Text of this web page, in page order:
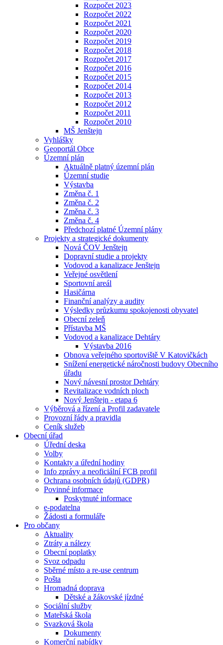
Rozpočet 2023
Rozpočet 2022
Rozpočet 2021
Rozpočet 2020
Rozpočet 2019
Rozpočet 2018
Rozpočet 2017
Rozpočet 2016
Rozpočet 2015
Rozpočet 2014
Rozpočet 2013
Rozpočet 2012
Rozpočet 2011
Rozpočet 2010
MŠ Jenštejn
Vyhlášky
Geoportál Obce
Územní plán
Aktuálně platný územní plán
Územní studie
Výstavba
Změna č. 1
Změna č. 2
Změna č. 3
Změna č. 4
Předchozí platné Územní plány
Projekty a strategické dokumenty
Nová ČOV Jenštejn
Dopravní studie a projekty
Vodovod a kanalizace Jenštejn
Veřejné osvětlení
Sportovní areál
Hasičárna
Finanční analýzy a audity
Výsledky průzkumu spokojenosti obyvatel
Obecní zeleň
Přístavba MŠ
Vodovod a kanalizace Dehtáry
Výstavba 2016
Obnova veřejného sportoviště V Katovičkách
Snížení energetické náročnosti budovy Obecního
úřadu
Nový návesní prostor Dehtáry
Revitalizace vodních ploch
Nový Jenštejn - etapa 6
Výběrová a řízení a Profil zadavatele
Provozní řády a pravidla
Ceník služeb
Obecní úřad
Úřední deska
Volby
Kontakty a úřední hodiny
Info zprávy a neoficiální FCB profil
Ochrana osobních údajů (GDPR)
Povinné informace
Poskytnuté informace
e-podatelna
Žádosti a formuláře
Pro občany
Aktuality
Ztráty a nálezy
Obecní poplatky
Svoz odpadu
Sběrné místo a re-use centrum
Pošta
Hromadná doprava
Dětské a žákovské jízdné
Sociální služby
Mateřská škola
Svazková škola
Dokumenty
Komerční nabídky